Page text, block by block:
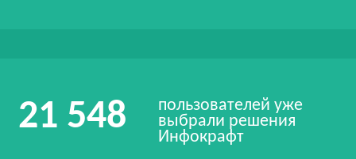
21 548
пользователей уже
выбрали решения
Инфокрафт